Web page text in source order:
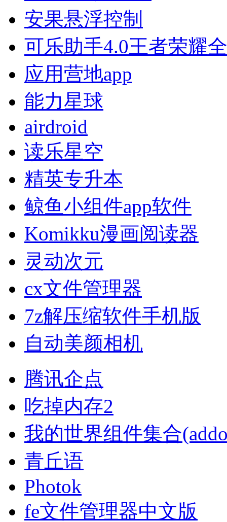
安果悬浮控制
可乐助手4.0王者荣耀
应用营地app
能力星球
airdroid
读乐星空
精英专升本
鲸鱼小组件app软件
Komikku漫画阅读器
灵动次元
cx文件管理器
7z解压缩软件手机版
自动美颜相机
腾讯企点
吃掉内存2
我的世界组件集合
青丘语
Photok
fe文件管理器中文版